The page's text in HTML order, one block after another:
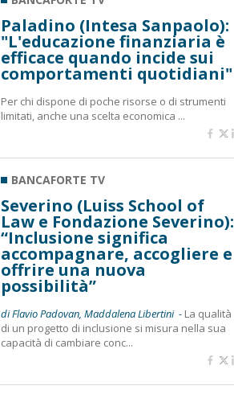
Paladino (Intesa Sanpaolo):
"L'educazione finanziaria è
efficace quando incide sui
comportamenti quotidiani"
Per chi dispone di poche risorse o di strumenti
limitati, anche una scelta economica ...
BANCAFORTE TV
Severino (Luiss School of
Law e Fondazione Severino):
“Inclusione significa
accompagnare, accogliere e
offrire una nuova
possibilità”
di Flavio Padovan, Maddalena Libertini - La qualità
di un progetto di inclusione si misura nella sua
capacità di cambiare conc...